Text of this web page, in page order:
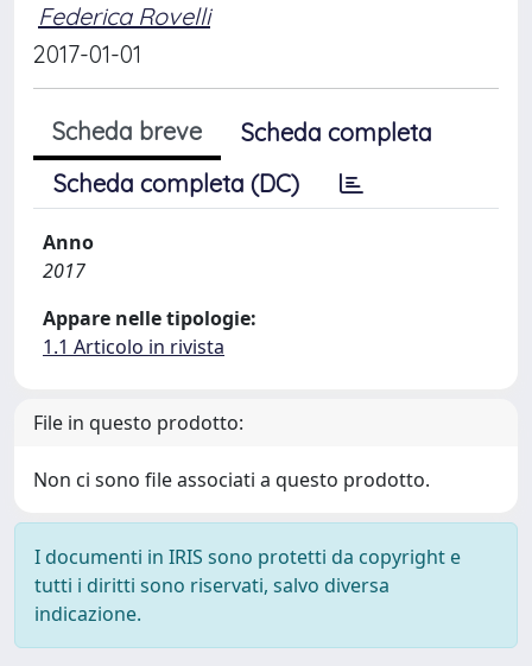
Federica Rovelli
2017-01-01
Scheda breve
Scheda completa
Scheda completa (DC)
Anno
2017
Appare nelle tipologie:
1.1 Articolo in rivista
File in questo prodotto:
Non ci sono file associati a questo prodotto.
I documenti in IRIS sono protetti da copyright e
tutti i diritti sono riservati, salvo diversa
indicazione.